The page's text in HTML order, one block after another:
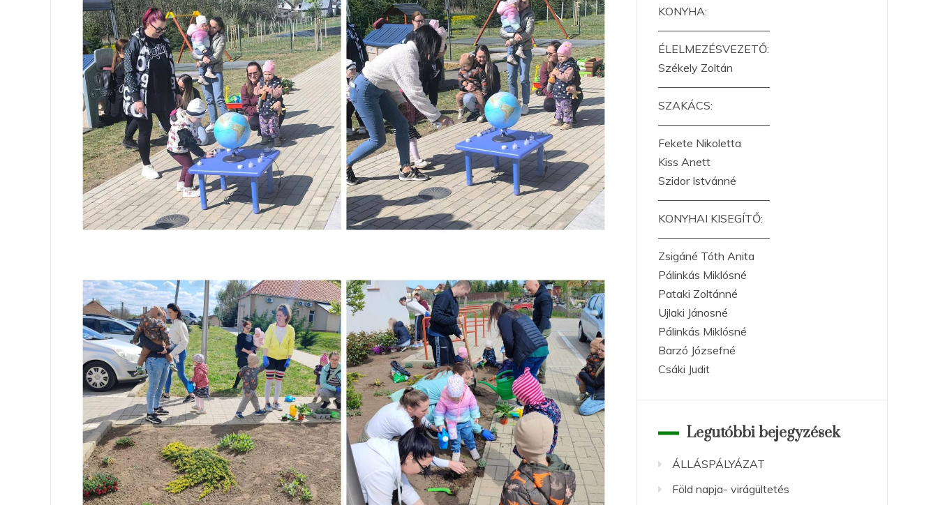
KONYHA:
——————————
ÉLELMEZÉSVEZETŐ:
Székely Zoltán
——————————
SZAKÁCS:
——————————
Fekete Nikoletta
Kiss Anett
Szidor Istvánné
——————————
KONYHAI KISEGÍTŐ:
——————————
Zsigáné Tóth Anita
Pálinkás Miklósné
Pataki Zoltánné
Ujlaki Jánosné
Pálinkás Miklósné
Barzó Józsefné
Csáki Judit
Legutóbbi bejegyzések
ÁLLÁSPÁLYÁZAT
Föld napja- virágültetés